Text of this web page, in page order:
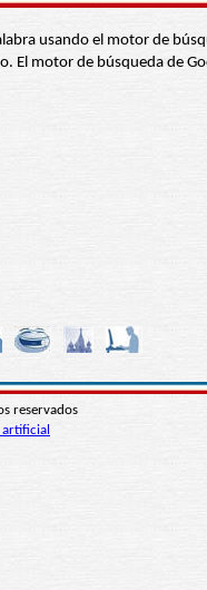
usando el motor de
El motor de búsqueda de
reservados